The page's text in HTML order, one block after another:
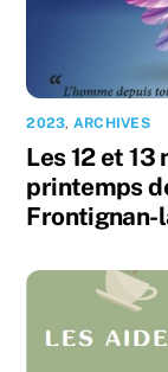
2023, ARCHIVES
Les 12 et 13
printemps
Frontignan-